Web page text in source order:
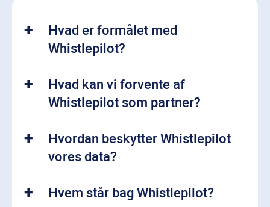
Hvad er formålet med
Whistlepilot?
Hvad kan vi forvente af
Whistlepilot som partner?
Hvordan beskytter Whistlepilot
vores data?
Hvem står bag Whistlepilot?